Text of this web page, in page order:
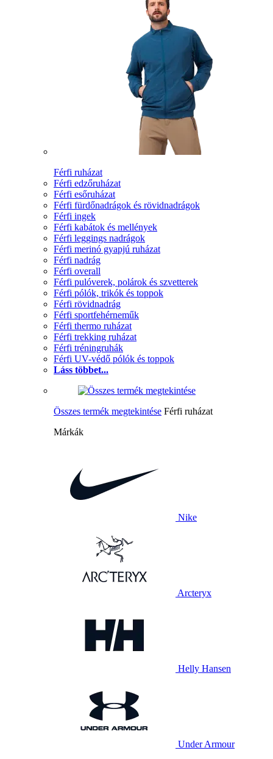
Férfi ruházat
Férfi edzőruházat
Férfi esőruházat
Férfi fürdőnadrágok és rövidnadrágok
Férfi ingek
Férfi kabátok és mellények
Férfi leggings nadrágok
Férfi merinó gyapjú ruházat
Férfi nadrág
Férfi overall
Férfi pulóverek, polárok és szvetterek
Férfi pólók, trikók és toppok
Férfi rövidnadrág
Férfi sportfehérneműk
Férfi thermo ruházat
Férfi trekking ruházat
Férfi tréningruhák
Férfi UV-védő pólók és toppok
Láss többet...
Összes termék megtekintése Férfi ruházat
Márkák
Nike
Arcteryx
Helly Hansen
Under Armour